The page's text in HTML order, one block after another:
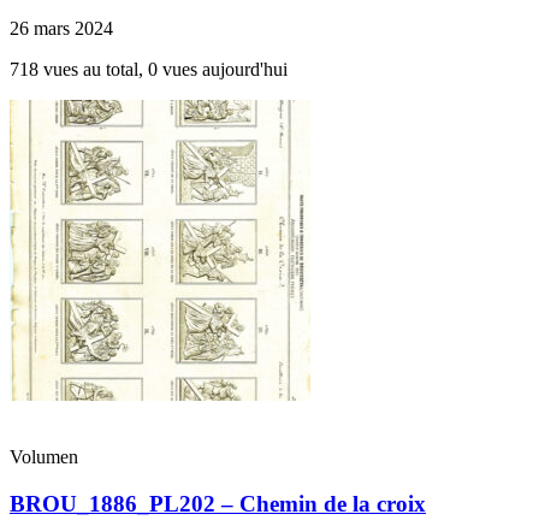
26 mars 2024
718 vues au total, 0 vues aujourd'hui
Volumen
BROU_1886_PL202 – Chemin de la croix